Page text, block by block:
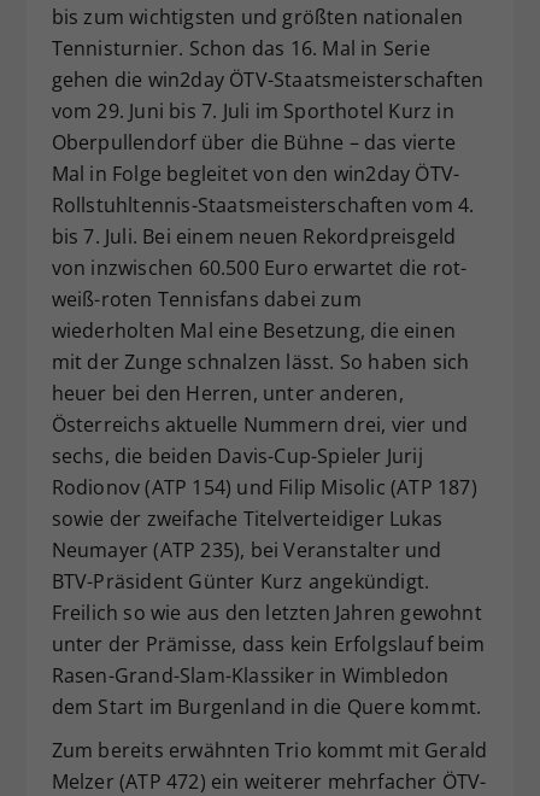
bis zum wichtigsten und größten nationalen
Tennisturnier. Schon das 16. Mal in Serie
gehen die win2day ÖTV-Staatsmeisterschaften
vom 29. Juni bis 7. Juli im Sporthotel Kurz in
Oberpullendorf über die Bühne – das vierte
Mal in Folge begleitet von den win2day ÖTV-
Rollstuhltennis-Staatsmeisterschaften vom 4.
bis 7. Juli. Bei einem neuen Rekordpreisgeld
von inzwischen 60.500 Euro erwartet die rot-
weiß-roten Tennisfans dabei zum
wiederholten Mal eine Besetzung, die einen
mit der Zunge schnalzen lässt. So haben sich
heuer bei den Herren, unter anderen,
Österreichs aktuelle Nummern drei, vier und
sechs, die beiden Davis-Cup-Spieler Jurij
Rodionov (ATP 154) und Filip Misolic (ATP 187)
sowie der zweifache Titelverteidiger Lukas
Neumayer (ATP 235), bei Veranstalter und
BTV-Präsident Günter Kurz angekündigt.
Freilich so wie aus den letzten Jahren gewohnt
unter der Prämisse, dass kein Erfolgslauf beim
Rasen-Grand-Slam-Klassiker in Wimbledon
dem Start im Burgenland in die Quere kommt.
Zum bereits erwähnten Trio kommt mit Gerald
Melzer (ATP 472) ein weiterer mehrfacher ÖTV-